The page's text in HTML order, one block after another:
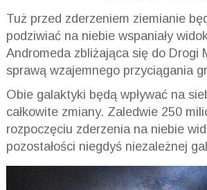
Tuż przed zderzeniem ziemianie
podziwiać na niebie wspaniały
Andromeda zbliżająca się do Drogi
sprawą wzajemnego przyciągania
Obie galaktyki będą wpływać na
całkowite zmiany. Zaledwie 250
rozpoczęciu zderzenia na niebie
pozostałości niegdyś niezależnej